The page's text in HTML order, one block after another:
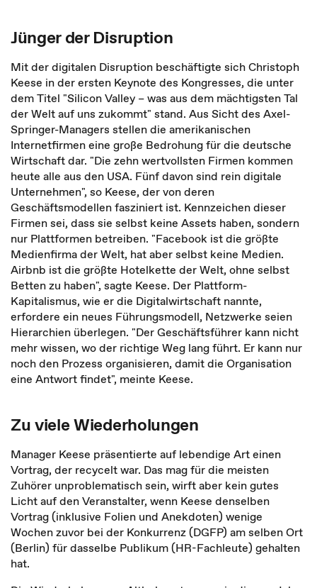
Jünger der Disruption
Mit der digitalen Disruption beschäftigte sich Christoph
Keese in der ersten Keynote des Kongresses, die unter
dem Titel "Silicon Valley – was aus dem mächtigsten Tal
der Welt auf uns zukommt" stand. Aus Sicht des Axel-
Springer-Managers stellen die amerikanischen
Internetfirmen eine große Bedrohung für die deutsche
Wirtschaft dar. "Die zehn wertvollsten Firmen kommen
heute alle aus den USA. Fünf davon sind rein digitale
Unternehmen", so Keese, der von deren
Geschäftsmodellen fasziniert ist. Kennzeichen dieser
Firmen sei, dass sie selbst keine Assets haben, sondern
nur Plattformen betreiben. "Facebook ist die größte
Medienfirma der Welt, hat aber selbst keine Medien.
Airbnb ist die größte Hotelkette der Welt, ohne selbst
Betten zu haben", sagte Keese. Der Plattform-
Kapitalismus, wie er die Digitalwirtschaft nannte,
erfordere ein neues Führungsmodell, Netzwerke seien
Hierarchien überlegen. "Der Geschäftsführer kann nicht
mehr wissen, wo der richtige Weg lang führt. Er kann nur
noch den Prozess organisieren, damit die Organisation
eine Antwort findet", meinte Keese.
Zu viele Wiederholungen
Manager Keese präsentierte auf lebendige Art einen
Vortrag, der recycelt war. Das mag für die meisten
Zuhörer unproblematisch sein, wirft aber kein gutes
Licht auf den Veranstalter, wenn Keese denselben
Vortrag (inklusive Folien und Anekdoten) wenige
Wochen zuvor bei der Konkurrenz (DGFP) am selben Ort
(Berlin) für dasselbe Publikum (HR-Fachleute) gehalten
hat.